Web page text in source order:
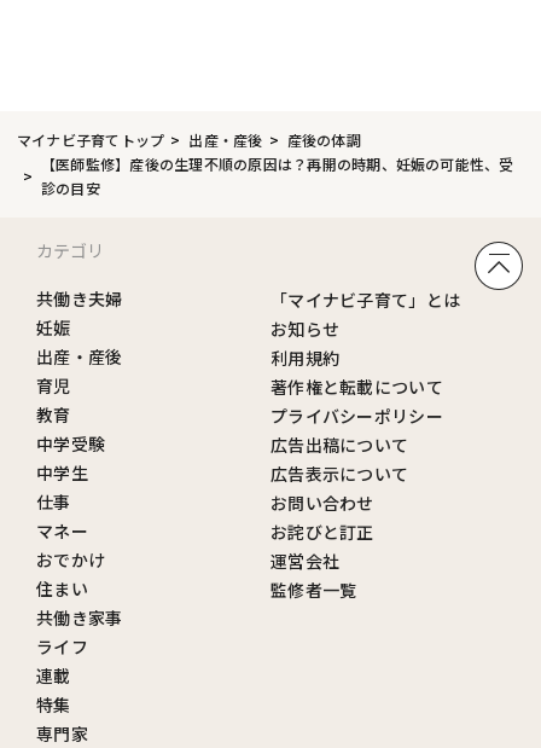
マイナビ子育てトップ 出産・産後
産後の体調
【医師監修】産後の生理不順の原因は？再開の時期、妊娠の可能性、受
診の目安
カテゴリ
共働き夫婦
妊娠
出産・産後
育児
教育
中学受験
中学生
仕事
マネー
おでかけ
住まい
共働き家事
ライフ
連載
特集
専門家
「マイナビ子育て」とは
お知らせ
利用規約
著作権と転載について
プライバシーポリシー
広告出稿について
広告表示について
お問い合わせ
お詫びと訂正
運営会社
監修者一覧